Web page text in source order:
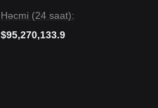
Həcmi (24 saat):
$95,270,133.9